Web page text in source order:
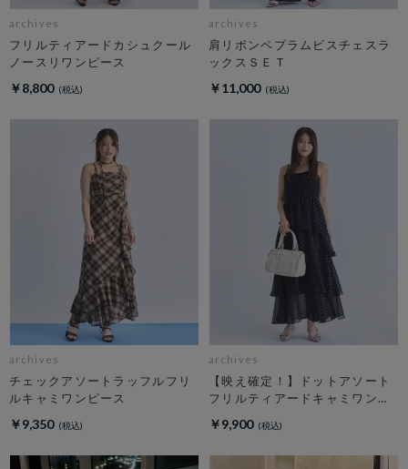
archives
フリルティアードカシュクール
ノースリワンピース
￥8,800
archives
肩リボンペプラムビスチェスラ
ックスＳＥＴ
￥11,000
archives
チェックアソートラッフルフリ
ルキャミワンピース
￥9,350
archives
【映え確定！】ドットアソート
フリルティアードキャミワンピ
￥9,900